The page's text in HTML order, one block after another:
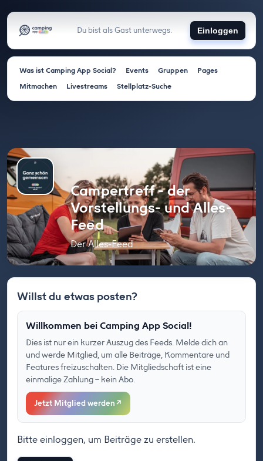
Du bist als Gast unterwegs. Einloggen
Was ist Camping App Social? Events Gruppen
Pages
Mitmachen
Livestreams Stellplatz-Suche
Campertreff - der
Vorstellungs- und Alles-
Feed
Der Alles-Feed
Willst du etwas posten?
Willkommen bei Camping App Social!
Dies ist nur ein kurzer Auszug des Feeds. Melde dich an
und werde Mitglied, um alle Beiträge, Kommentare und
Features freizuschalten. Die Mitgliedschaft ist eine
einmalige Zahlung – kein Abo.
Jetzt Mitglied werden ↗
Bitte einloggen, um Beiträge zu erstellen.